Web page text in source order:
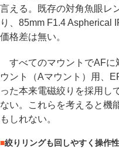
言える。既存の対角魚眼レ
り、85mm F1.4 Aspherical
価格差は無い。
すべてのマウントでAFに
ウント（Aマウント）用、
った本来電磁絞りを採用し
ない。これらを考えると機
もしれない。
■絞りリングも回しやすく操作